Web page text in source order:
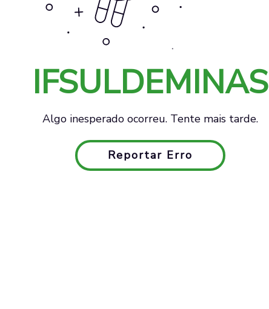
IFSULDEMINAS
Algo inesperado ocorreu. Tente mais tarde.
Reportar Erro